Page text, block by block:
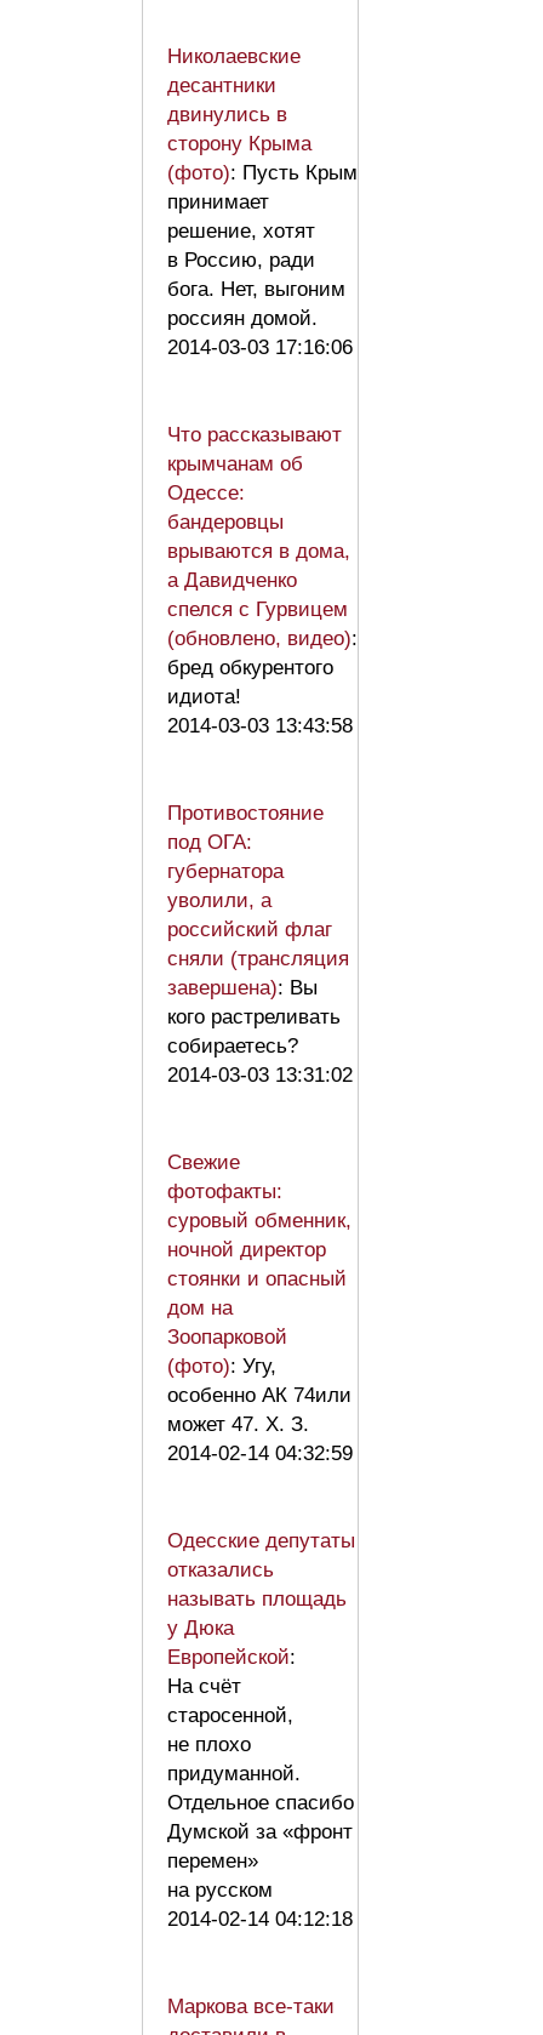
Николаевские
десантники
двинулись в
сторону Крыма
(фото): Пусть Крым
принимает
решение, хотят
в Россию, ради
бога. Нет, выгоним
россиян домой.
2014-03-03 17:16:06
Что рассказывают
крымчанам об
Одессе:
бандеровцы
врываются в дома,
а Давидченко
спелся с Гурвицем
(обновлено, видео):
бред обкурентого
идиота!
2014-03-03 13:43:58
Противостояние
под ОГА:
губернатора
уволили, а
российский флаг
сняли (трансляция
завершена): Вы
кого растреливать
собираетесь?
2014-03-03 13:31:02
Свежие
фотофакты:
суровый обменник,
ночной директор
стоянки и опасный
дом на
Зоопарковой
(фото): Угу,
особенно АК 74или
может 47. Х. З.
2014-02-14 04:32:59
Одесские депутаты
отказались
называть площадь
у Дюка
Европейской:
На счёт
старосенной,
не плохо
придуманной.
Отдельное спасибо
Думской за «фронт
перемен»
на русском
2014-02-14 04:12:18
Маркова все-таки